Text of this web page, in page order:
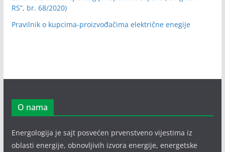
RS”, br. 68/2020)
Pravilnik o kupcima-proizvođačima električne enegije
O nama
Energologija je sajt posvećen prvenstveno vijestima iz
oblasti energije, obnovljivih izvora energije, energetske